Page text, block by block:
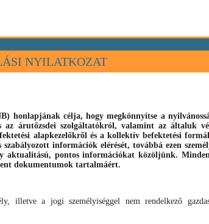
NYILATKOZAT
honlapjának célja, hogy megkönnyítse a
az árutőzsdei szolgáltatókról, valamint az általuk
alapkezelőkről és a kollektív befektetési
szabályozott információk elérését, továbbá ezen
aktualitású, pontos információkat közöljünk.
dokumentumok tartalmáért.
illetve a jogi személyiséggel nem rendelkező